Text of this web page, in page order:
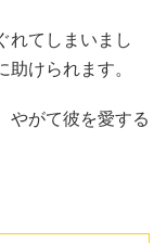
れてしまいまし
けられます。
やがて彼を愛する